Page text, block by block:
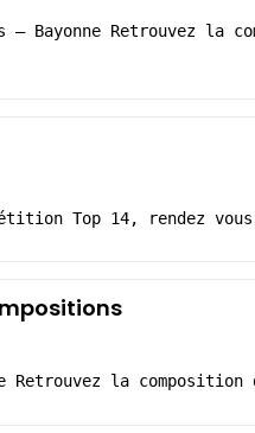
– Bayonne Retrouvez la
Top 14, rendez
Retrouvez la